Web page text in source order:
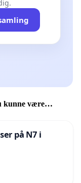
kunne være
på N7 i